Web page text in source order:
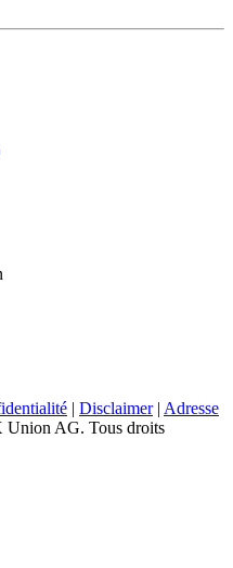
| Disclaimer| Adresse
Union AG. Tous droits